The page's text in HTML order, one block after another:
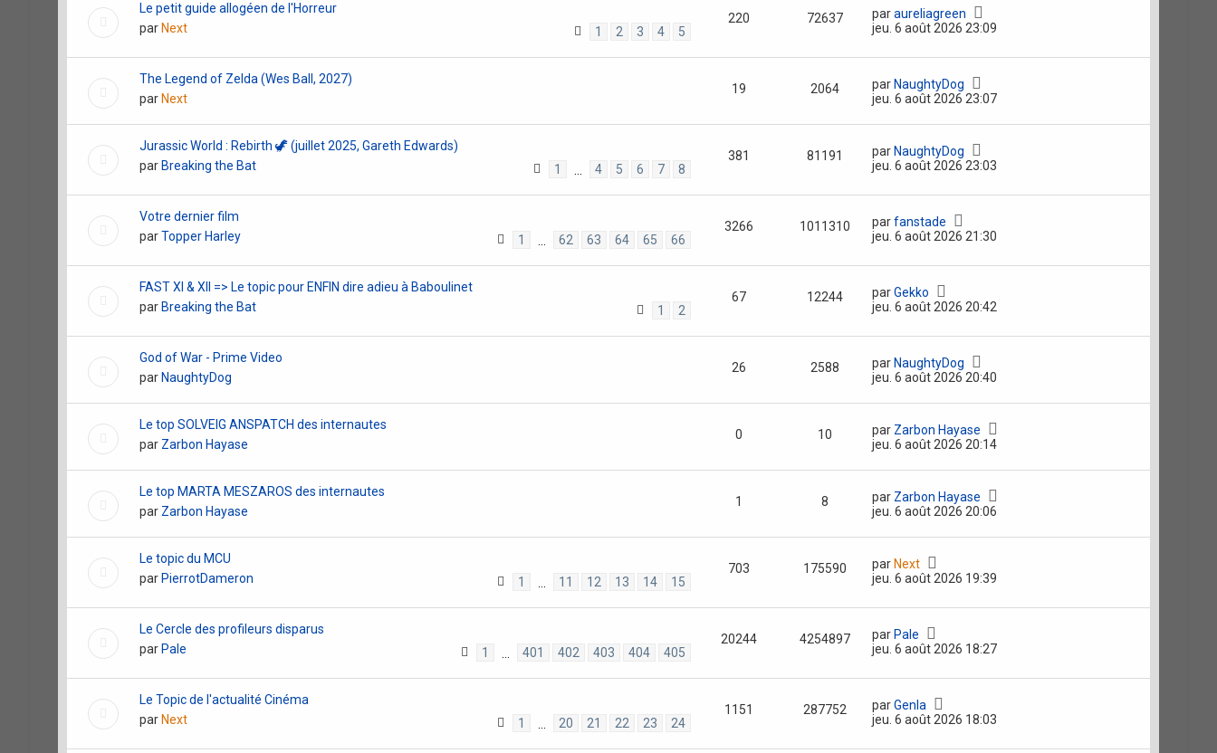
Le petit guide allogéen de l'Horreur
par Next 1 2 3 4 5
220 72637 paraureliagreen
jeu. 6 août 2026 23:09
The Legend of Zelda (Wes Ball, 2027)
par Next
19 2064 par NaughtyDog
jeu. 6 août 2026 23:07
Jurassic World : Rebirth 🦖 (juillet 2025, Gareth Edwards)
par Breaking the Bat 1 4 5 6 7 8
381 81191 par NaughtyDog
jeu. 6 août 2026 23:03
Votre dernier film
parTopper Harley 1 62 63 64 65 66
3266 1011310 parfanstade
jeu. 6 août 2026 21:30
FAST XI & XII => Le topic pour ENFIN dire adieu à Baboulinet
par Breaking the Bat 1 2
67 12244 parGekko
jeu. 6 août 2026 20:42
God of War - Prime Video
par NaughtyDog
26 2588 par NaughtyDog
jeu. 6 août 2026 20:40
Le top SOLVEIG ANSPATCH des internautes
par Zarbon Hayase
0 10 par Zarbon Hayase
jeu. 6 août 2026 20:14
Le top MARTA MESZAROS des internautes
par Zarbon Hayase
1 8 par Zarbon Hayase
jeu. 6 août 2026 20:06
Le topic du MCU
par PierrotDameron 1 11 12 13 14 15
703 175590 par Next
jeu. 6 août 2026 19:39
Le Cercle des profileurs disparus
par Pale 1 401 402 403 404 405
20244 4254897 par Pale
jeu. 6 août 2026 18:27
Le Topic de l'actualité Cinéma
par Next 1 20 21 22 23 24
1151 287752 parGenla
jeu. 6 août 2026 18:03